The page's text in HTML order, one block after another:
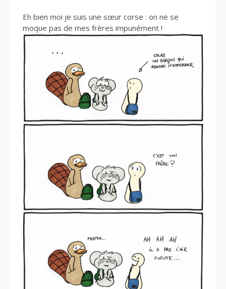
Eh bien moi je suis une sœur corse : on ne se
moque pas de mes frères impunément !